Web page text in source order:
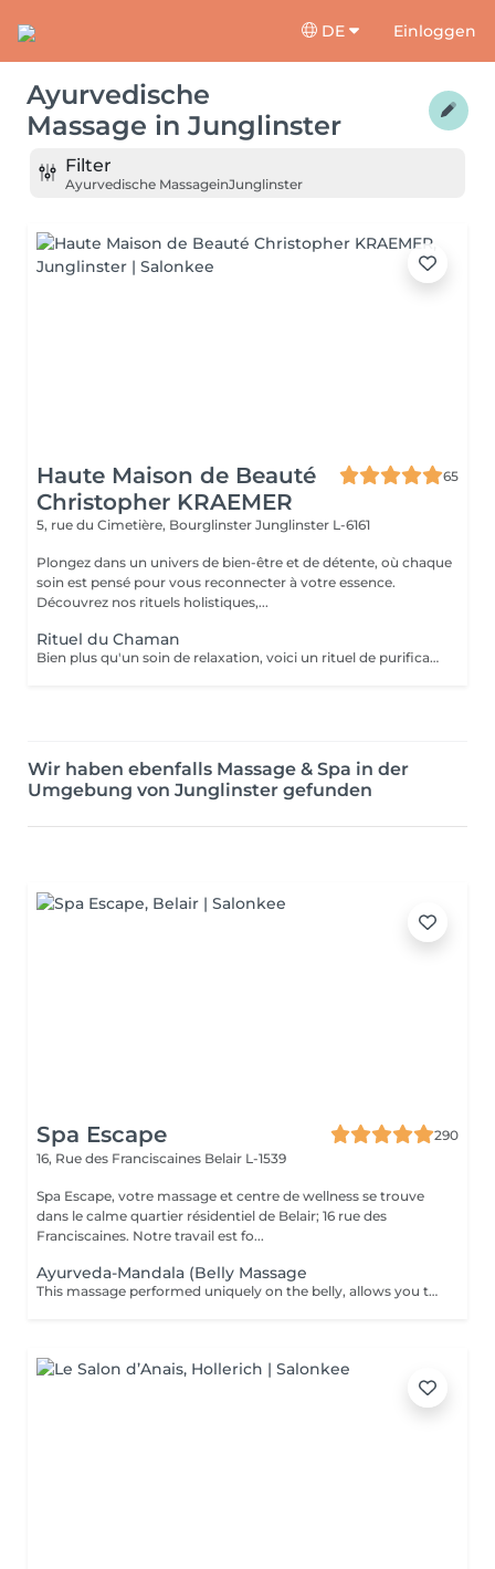
DE Einloggen
Ayurvedische
Massage in Junglinster
Filter
Ayurvedische MassageinJunglinster
Haute Maison de Beauté
Christopher KRAEMER
65
5, rue du Cimetière, Bourglinster Junglinster L-6161
Plongez dans un univers de bien-être et de détente, où chaque
soin est pensé pour vous reconnecter à votre essence.
Découvrez nos rituels holistiques,...
Rituel du Chaman
Bien plus qu'un soin de relaxation, voici un rituel de purification incroyable. Tous les bienfaits du HeadSpa, de la naturopathie, de la sophrologie et des soins énergétiques, sont réunis dans ce rituel d'exception pour remise à zéro. Nous travaillons toutes les couches du corps humain. Physique, vibratoires, énergétiques etc Ne comprend pas le séchage des cheveux.
Wir haben ebenfalls Massage & Spa in der
Umgebung von Junglinster gefunden
Spa Escape
290
16, Rue des Franciscaines Belair L-1539
Spa Escape, votre massage et centre de wellness se trouve
dans le calme quartier résidentiel de Belair; 16 rue des
Franciscaines. Notre travail est fo...
Ayurveda-Mandala (Belly Massage
This massage performed uniquely on the belly, allows you to eliminate the stress and stagnant emotions that one tends to hold onto. It promotes a deep sense of letting go and permits a healthy energy circulation and enhances a comfortable digestion.